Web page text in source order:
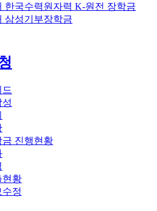
한국수력원자력 K-원전 장학금
삼성기부장학금
금 진행현황
현황
정